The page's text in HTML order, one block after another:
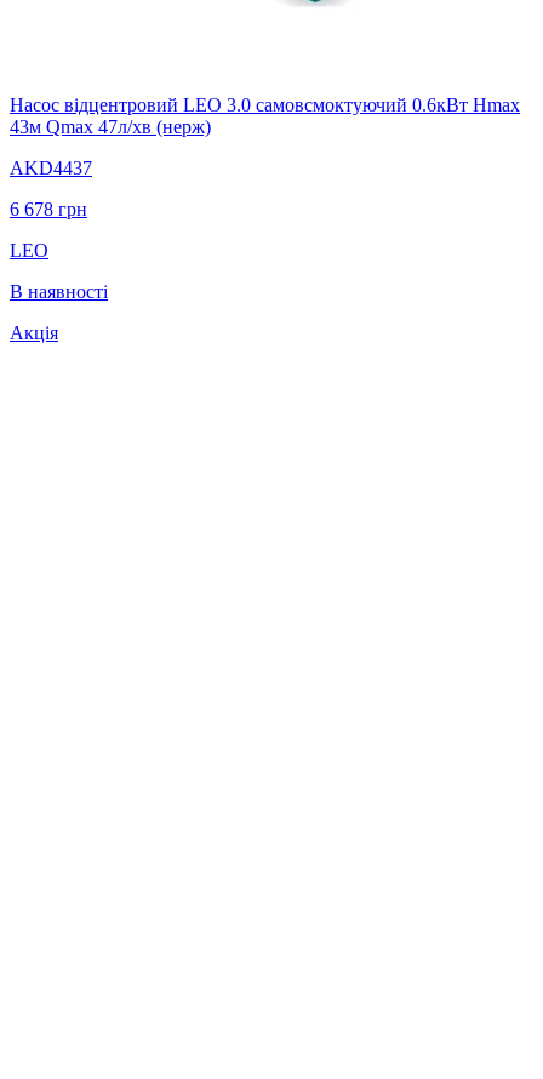
Насос відцентровий LEO 3.0 самовсмоктуючий 0.6кВт Hmax
43м Qmax 47л/хв (нерж)
AKD4437
6 678 грн
LEO
В наявності
Акція